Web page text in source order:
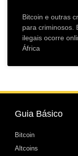
Bitcoin e outras
para criminosos.
ilegais ocorre
África
Guia Básico
Bitcoin
Altcoins